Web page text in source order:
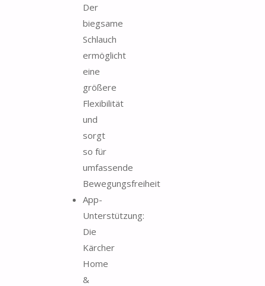
Der
biegsame
Schlauch
ermöglicht
eine
größere
Flexibilität
und
sorgt
so für
umfassende
Bewegungsfreiheit
App-
Unterstützung:
Die
Kärcher
Home
&